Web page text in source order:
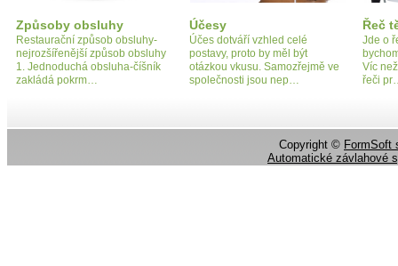
Způsoby obsluhy
Restaurační způsob obsluhy-
nejrozšířenější způsob obsluhy
1. Jednoduchá obsluha-číšník
zakládá pokrm…
Účesy
Účes dotváří vzhled celé
postavy, proto by měl být
otázkou vkusu. Samozřejmě ve
společnosti jsou nep…
Řeč
Jde o
Víc
řeči
Copyright © FormSoft
Automatické závlahové